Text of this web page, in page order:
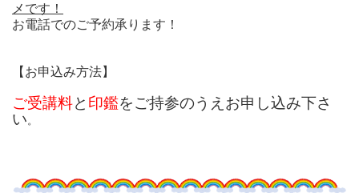
メです！
お電話でのご予約承ります！
【お申込み方法】
ご受講料と 印鑑をご持参のうえお申し込み下さ
い。